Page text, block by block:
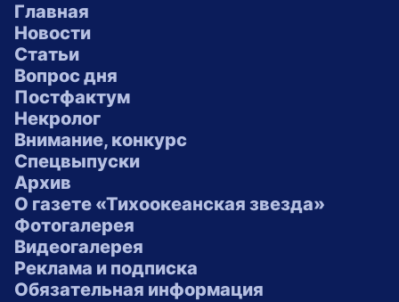
Главная
Новости
Статьи
Вопрос дня
Постфактум
Некролог
Внимание, конкурс
Спецвыпуски
Архив
О газете «Тихоокеанская звезда»
Фотогалерея
Видеогалерея
Реклама и подписка
Обязательная информация